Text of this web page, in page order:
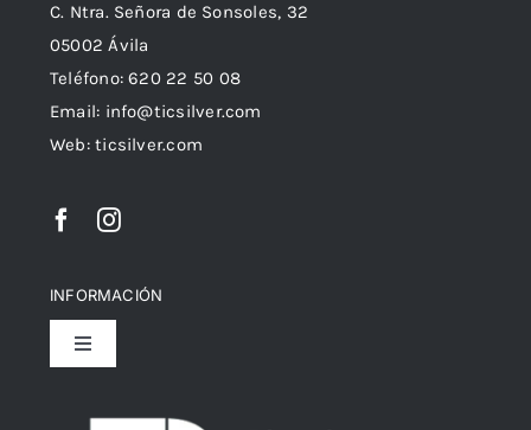
C. Ntra. Señora de Sonsoles, 32
05002 Ávila
Teléfono: 620 22 50 08
Email: info@ticsilver.com
Web: ticsilver.com
INFORMACIÓN
Toggle